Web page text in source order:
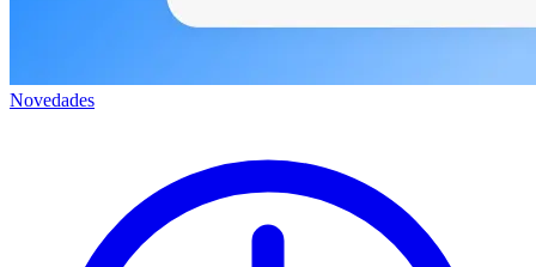
Novedades